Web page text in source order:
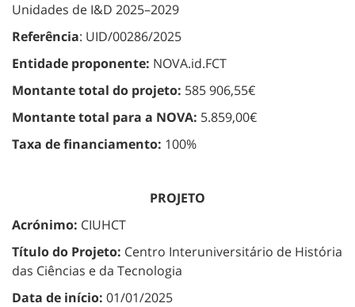
Unidades de I&D 2025–2029
Referência: UID/00286/2025
Entidade proponente: NOVA.id.FCT
Montante total do projeto: 585 906,55€
Montante total para a NOVA: 5.859,00€
Taxa de financiamento: 100%
PROJETO
Acrónimo: CIUHCT
Título do Projeto: Centro Interuniversitário de História
das Ciências e da Tecnologia
Data de início: 01/01/2025